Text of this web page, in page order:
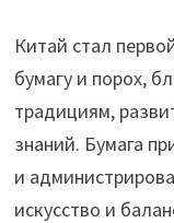
Китай стал
бумагу и порох,
традициям,
знаний. Бумага
и
искусство и